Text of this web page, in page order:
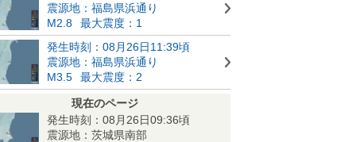
震源地：福島県浜通り
M2.8
最大震度：1
発生時刻：08月26日11:39頃
震源地：福島県浜通り
M3.5
最大震度：2
現在のページ
発生時刻：08月26日09:36頃
震源地：茨城県南部